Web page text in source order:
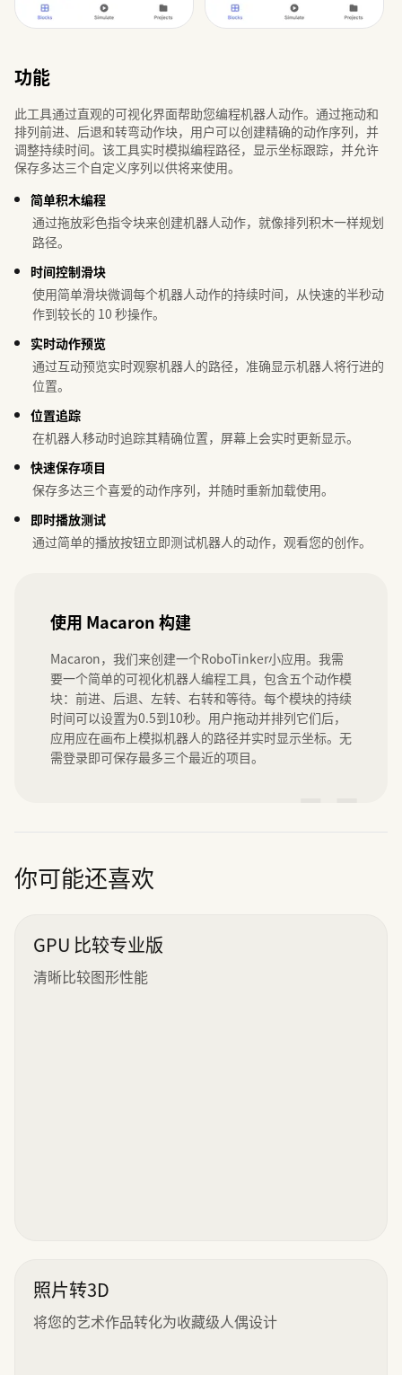
功能
此工具通过直观的可视化界面帮助您编程机器人动作。通过拖动和
排列前进、后退和转弯动作块，用户可以创建精确的动作序列，并
调整持续时间。该工具实时模拟编程路径，显示坐标跟踪，并允许
保存多达三个自定义序列以供将来使用。
简单积木编程
通过拖放彩色指令块来创建机器人动作，就像排列积木一样规划
路径。
时间控制滑块
使用简单滑块微调每个机器人动作的持续时间，从快速的半秒动
作到较长的 10 秒操作。
实时动作预览
通过互动预览实时观察机器人的路径，准确显示机器人将行进的
位置。
位置追踪
在机器人移动时追踪其精确位置，屏幕上会实时更新显示。
快速保存项目
保存多达三个喜爱的动作序列，并随时重新加载使用。
即时播放测试
通过简单的播放按钮立即测试机器人的动作，观看您的创作。
使用 Macaron 构建
Macaron，我们来创建一个RoboTinker小应用。我需
要一个简单的可视化机器人编程工具，包含五个动作模
块：前进、后退、左转、右转和等待。每个模块的持续
时间可以设置为0.5到10秒。用户拖动并排列它们后，
应用应在画布上模拟机器人的路径并实时显示坐标。无
需登录即可保存最多三个最近的项目。
你可能还喜欢
GPU 比较专业版
清晰比较图形性能
照片转3D
将您的艺术作品转化为收藏级人偶设计